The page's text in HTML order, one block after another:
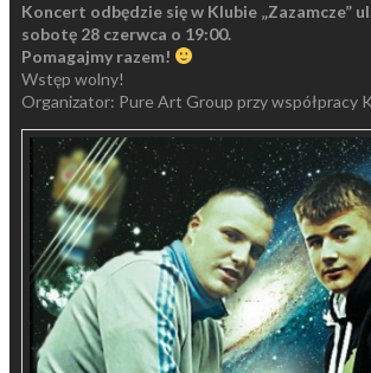
Koncert odbędzie się w Klubie „Zazamcze”
sobotę 28 czerwca o 19:00.
Pomagajmy razem!
Wstęp wolny!
Organizator: Pure Art Group przy współpracy